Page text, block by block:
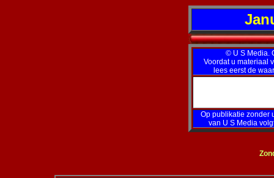
© U S Media.
Voordat u materiaal
lees eerst de
Op publikatie zonder
van U S Media